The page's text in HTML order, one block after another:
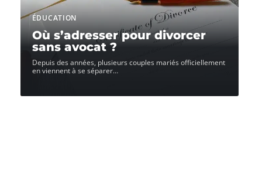
ÉDUCATION
Où s’adresser pour divorcer
sans avocat ?
Depuis des années, plusieurs couples mariés officiellement
en viennent à se séparer…